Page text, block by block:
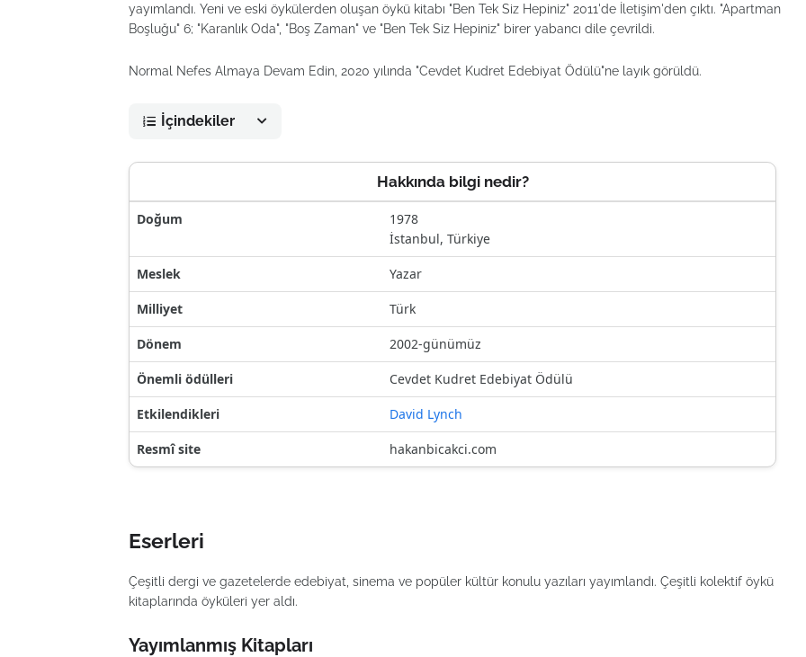
yayımlandı. Yeni ve eski öykülerden oluşan öykü kitabı "Ben Tek Siz Hepiniz" 2011'de İletişim'den çıktı. "Apartman
Boşluğu" 6; "Karanlık Oda", "Boş Zaman" ve "Ben Tek Siz Hepiniz" birer yabancı dile çevrildi.
Normal Nefes Almaya Devam Edin, 2020 yılında "Cevdet Kudret Edebiyat Ödülü"ne layık görüldü.
İçindekiler
Hakkında bilgi nedir?
Doğum
1978
İstanbul, Türkiye
Meslek Yazar
Milliyet Türk
Dönem 2002-günümüz
Önemli ödülleri Cevdet Kudret Edebiyat Ödülü
Etkilendikleri David Lynch
Resmî site hakanbicakci.com
Eserleri
Çeşitli dergi ve gazetelerde edebiyat, sinema ve popüler kültür konulu yazıları yayımlandı. Çeşitli kolektif öykü
kitaplarında öyküleri yer aldı.
Yayımlanmış Kitapları